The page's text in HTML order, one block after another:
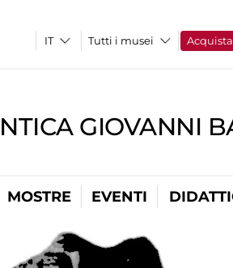
Tutti i musei Acquista
GIOVANNI
MOSTRE EVENTI